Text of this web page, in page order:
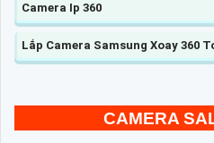
Camera Ip 360
Lắp Camera Samsung Xoay 360
CAMERA